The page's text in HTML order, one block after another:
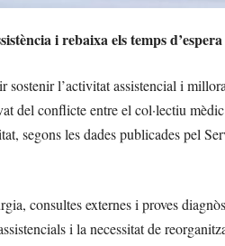
i rebaixa els temps d’espera
l’activitat assistencial i
del conflicte entre el col·lectiu
segons les dades publicades pel
consultes externes i proves
i la necessitat de